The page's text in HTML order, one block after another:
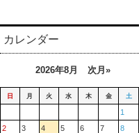
カレンダー
2026年8月 次月»
日 月 火 水 木 金 土
1
2
3 4 5 6 7
8